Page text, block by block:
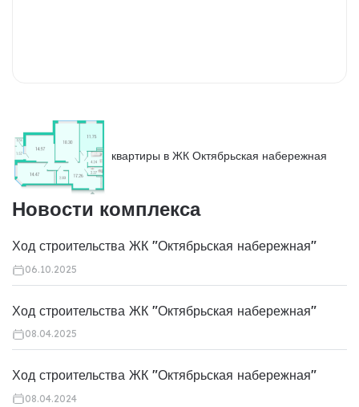
квартиры в ЖК Октябрьская набережная
Новости комплекса
Ход строительства ЖК "Октябрьская набережная"
06.10.2025
Ход строительства ЖК "Октябрьская набережная"
08.04.2025
Ход строительства ЖК "Октябрьская набережная"
08.04.2024